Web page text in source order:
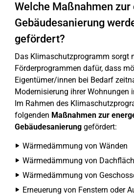
Welche Maßnahmen
Ge­bäu­des­a­nie­run­g
gefördert?
Das Klimaschutzprogramm sorgt
Förderprogrammen dafür, dass
Eigentümer/innen bei Bedarf
Modernisierung ihrer Wohnungen
Im Rahmen des
folgenden Maßnahmen zur
Gebäudesanierung gefördert:
Wärmedämmung von Wänden
Wärmedämmung von
Wärmedämmung von
Erneuerung von Fenstern oder